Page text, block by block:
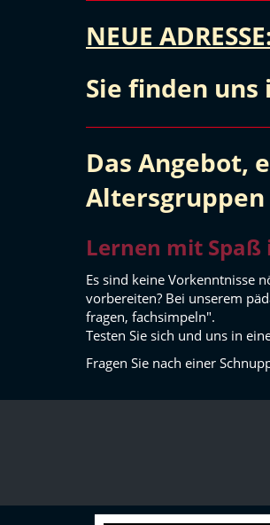
NEUE
Sie finden uns
Das Angebot,
Altersgruppen
Lernen mit
Es sind keine Vorkenntnisse
vorbereiten? Bei unserem
fragen, fachsimpeln".
Testen Sie sich und uns in
Fragen Sie nach einer